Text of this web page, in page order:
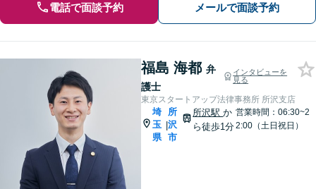
電話で面談予約 メールで面談予約
福島 海都 弁
護士
インタビューを
見る
東京スタートアップ法律事務所 所沢支店
埼
玉
県
|
所
沢
市
所沢駅か
ら徒歩1分
営業時間：06:30~2
2:00（土日祝日）